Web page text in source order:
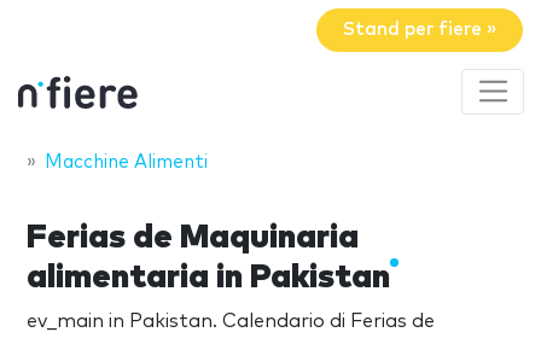
Stand per fiere »
Macchine Alimenti
Ferias de Maquinaria
alimentaria in Pakistan
ev_main in Pakistan. Calendario di Ferias de